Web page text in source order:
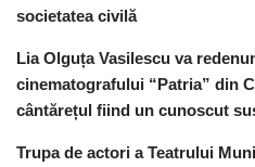
societatea civilă
Lia Olguța Vasilescu va
cinematografului “Patria” din
cântărețul fiind un cunoscut
Trupa de actori a Teatrului